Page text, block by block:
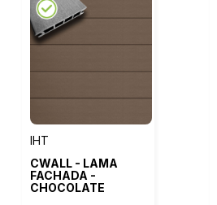
IHT
CWALL - LAMA
FACHADA -
CHOCOLATE